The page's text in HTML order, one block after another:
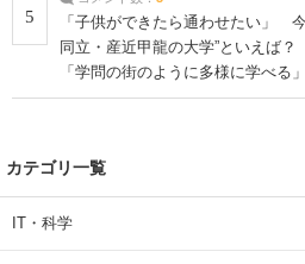
5
「子供ができたら通わせたい」
同立・産近甲龍の大学”といえば
「学問の街のように多様に学べる
| 大学 ねとらぼリサーチ
カテゴリ一覧
IT・科学